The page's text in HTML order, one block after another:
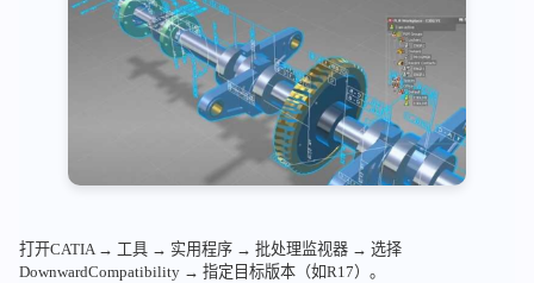
打开CATIA → 工具 → 实用程序 → 批处理监视器 → 选择
DownwardCompatibility → 指定目标版本（如R17）。